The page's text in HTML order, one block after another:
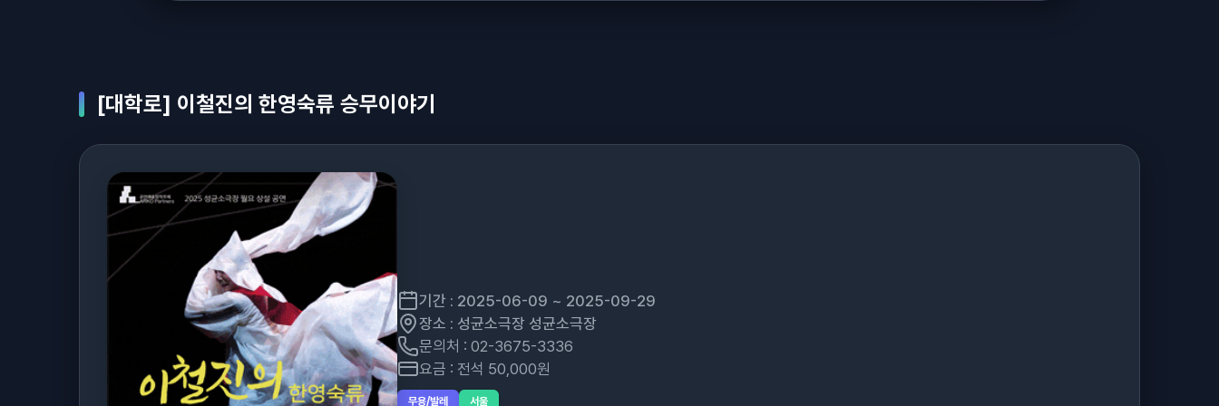
[대학로] 이철진의 한영숙류 승무이야기
기간 : 2025-06-09 ~ 2025-09-29
장소 : 성균소극장 성균소극장
문의처 : 02-3675-3336
요금 : 전석 50,000원
무용/발레 서울